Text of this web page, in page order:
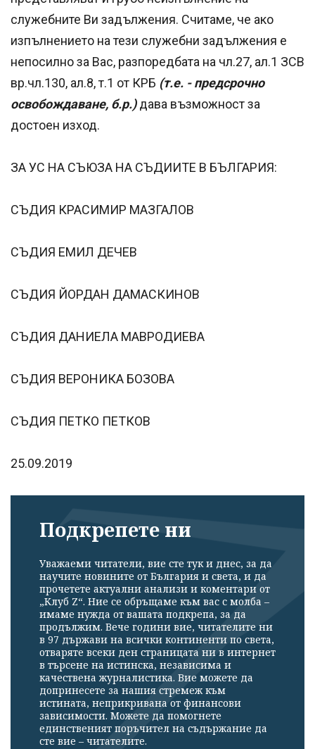
служебните Ви задължения. Считаме, че ако
изпълнението на тези служебни задължения е
непосилно за Вас, разпоредбата на чл.27, ал.1 ЗСВ
вр.чл.130, ал.8, т.1 от КРБ (т.е. - предсрочно
освобождаване, б.р.)дава възможност за
достоен изход.
ЗА УС НА СЪЮЗА НА СЪДИИТЕ В БЪЛГАРИЯ:
СЪДИЯ КРАСИМИР МАЗГАЛОВ
СЪДИЯ ЕМИЛ ДЕЧЕВ
СЪДИЯ ЙОРДАН ДАМАСКИНОВ
СЪДИЯ ДАНИЕЛА МАВРОДИЕВА
СЪДИЯ ВЕРОНИКА БОЗОВА
СЪДИЯ ПЕТКО ПЕТКОВ
25.09.2019
Подкрепете ни
Уважаеми читатели, вие сте тук и днес, за да
научите новините от България и света, и да
прочетете актуални анализи и коментари от
„Клуб Z“. Ние се обръщаме към вас с молба –
имаме нужда от вашата подкрепа, за да
продължим. Вече години вие, читателите ни
в 97 държави на всички континенти по света,
отваряте всеки ден страницата ни в интернет
в търсене на истинска, независима и
качествена журналистика. Вие можете да
допринесете за нашия стремеж към
истината, неприкривана от финансови
зависимости. Можете да помогнете
единственият поръчител на съдържание да
сте вие – читателите.